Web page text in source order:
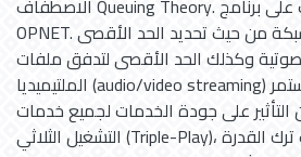
OPNET. ويعتبر قياسا لقدرة الشبكة من حيث تحديد الحد الأقصى
وكذلك الحد الأقصى لتدفق ملفات
الملتيميديا (audio/video streaming) والتي يمكن أن تستمر
التأثير على جودة الخدمات لجميع خدمات
التشغيل الثلاثي (Triple-Play)، وفي نفس الوقت ترك القدرة